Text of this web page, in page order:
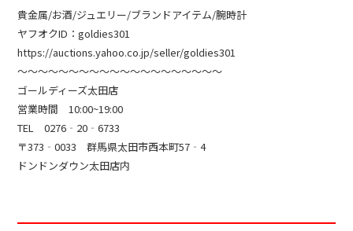
貴金属/お酒/ジュエリー/ブランドアイテム/腕時計
ヤフオクID：goldies301
https://auctions.yahoo.co.jp/seller/goldies301
～～～～～～～～～～～～～～～～～～～～
ゴールディーズ太田店
営業時間 10:00~19:00
TEL 0276‐20‐6733
〒373‐0033 群馬県太田市西本町57‐4
ドンドンダウン太田店内